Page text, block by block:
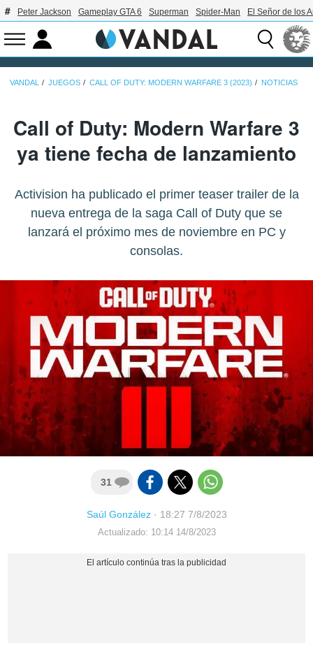
Peter Jackson Gameplay GTA 6 Superman Spider-Man El Señor de los
VANDAL JUEGOS CALL OF DUTY: MODERN WARFARE 3 (2023) NOTICIAS
Call of Duty: Modern Warfare 3
ya tiene fecha de lanzamiento
Activision ha publicado el primer teaser trailer de la
nueva entrega de la saga Call of Duty que se
lanzará el próximo mes de noviembre en PC y
consolas.
31
Saúl González· 18:27 7/8/2023
Actualizado: 10:14 14/8/2023